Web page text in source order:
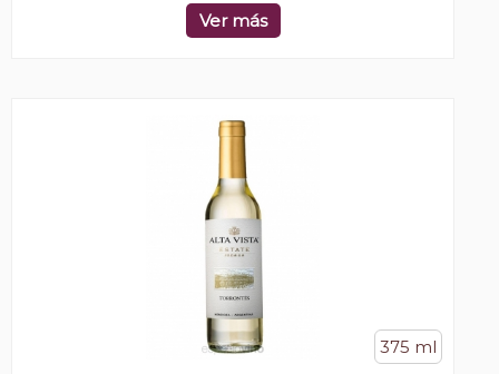
Ver más
375 ml